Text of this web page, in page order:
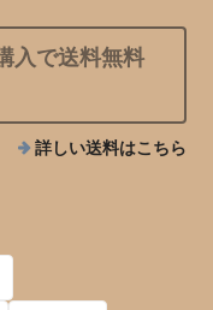
入で送料無料
詳しい送料はこちら